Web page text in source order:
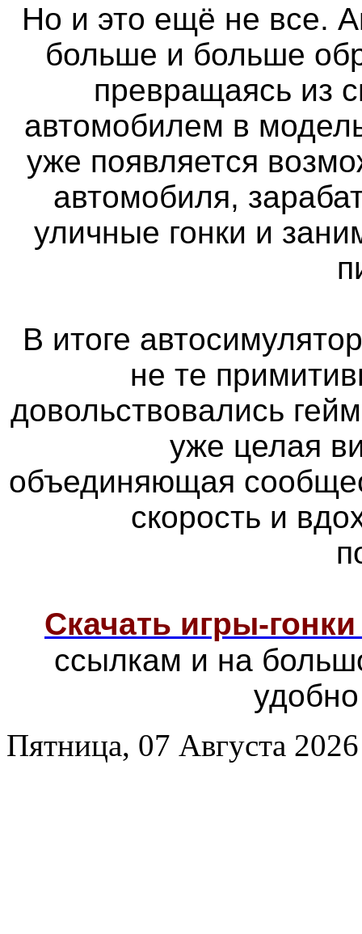
Но и это ещё не все.
больше и больше
превращаясь из
автомобилем в
уже появляется
автомобиля,
уличные гонки и
В итоге
не те
довольствовались
уже целая
объединяющая
скорость и
Скачать игры-
ссылкам и на
Пятница, 07 Августа 2026